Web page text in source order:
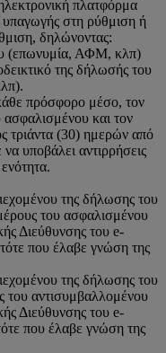
πλατφόρμα
στη ρύθμιση ή
δηλώνοντας:
(επωνυμία, ΑΦΜ, κλπ)
της δήλωσής του
πρόσφορο μέσο, τον
ασφαλισμένου και τον
τριάντα (30) ημερών από
υποβάλει αντιρρήσεις
της δήλωσης του
του ασφαλισμένου
Διεύθυνσης του e-
που έλαβε γνώση της
της δήλωσης του
του αντισυμβαλλομένου
Διεύθυνσης του e-
που έλαβε γνώση της